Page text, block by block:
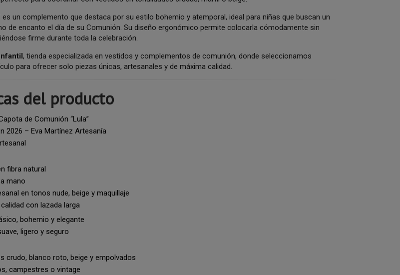
es un complemento que destaca por su estilo bohemio y atemporal, ideal para niñas que buscan un
de encanto el día de su Comunión. Su diseño ergonómico permite colocarla cómodamente sin
firme durante toda la celebración.
, tienda especializada en vestidos y complementos de comunión, donde seleccionamos
para ofrecer solo piezas únicas, artesanales y de máxima calidad.
del producto
de Comunión “Lula”
2026 – Eva Martínez Artesanía
fibra natural
mano
en tonos nude, beige y maquillaje
con lazada larga
bohemio y elegante
ligero y seguro
crudo, blanco roto, beige y empolvados
campestres o vintage